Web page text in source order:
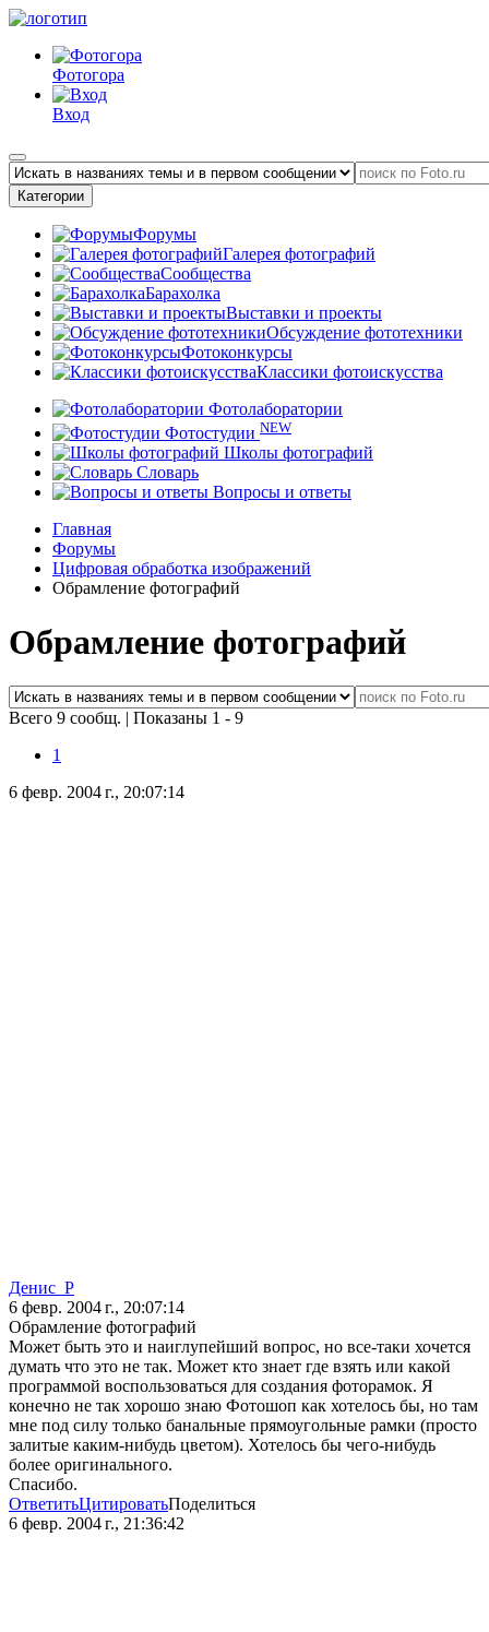
Фотогора
Вход
Категории
Форумы
Галерея фотографий
Сообщества
Барахолка
Выставки и проекты
Обсуждение фототехники
Фотоконкурсы
Классики фотоискусства
Фотолаборатории
Фотостудии NEW
Школы фотографий
Словарь
Вопросы и ответы
Главная
Форумы
Цифровая обработка изображений
Обрамление фотографий
Обрамление фотографий
Всего 9 сообщ. | Показаны 1 - 9
1
6 февр. 2004 г., 20:07:14
Денис_Р
6 февр. 2004 г., 20:07:14
Обрамление фотографий
Может быть это и наиглупейший вопрос, но все-таки хочется
думать что это не так. Может кто знает где взять или какой
программой воспользоваться для создания фоторамок. Я
конечно не так хорошо знаю Фотошоп как хотелось бы, но там
мне под силу только банальные прямоугольные рамки (просто
залитые каким-нибудь цветом). Хотелось бы чего-нибудь
более оригинального.
Спасибо.
ОтветитьЦитироватьПоделиться
6 февр. 2004 г., 21:36:42